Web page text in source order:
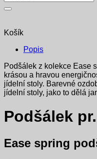
Košík
Popis
Podšálek z kolekce Ease
krásou a hravou
jídelní stoly. Barevné
jídelní stoly, jako to dělá
Podšálek
Ease spring